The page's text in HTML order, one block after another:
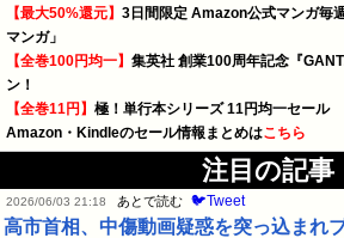
【最大50%還元】 3日間限定 Amazon公式マンガ毎
マンガ」
【全巻100円均一】 集英社 創業100周年記念『
ン！
【全巻11円】 極！単行本シリーズ 11円均一セール
Amazon・Kindleのセール情報まとめはこちら
注目の記事
2026/06/03 21:18 あとで読む 🐦Tweet
高市首相、中傷動画疑惑を突っ込ま